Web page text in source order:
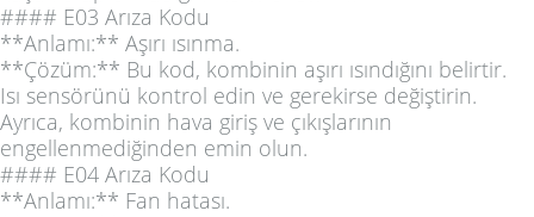
#### E03 Arıza Kodu
**Anlamı:** Aşırı ısınma.
**Çözüm:** Bu kod, kombinin aşırı ısındığını belirtir.
Isı sensörünü kontrol edin ve gerekirse değiştirin.
Ayrıca, kombinin hava giriş ve çıkışlarının
engellenmediğinden emin olun.
#### E04 Arıza Kodu
**Anlamı:** Fan hatası.